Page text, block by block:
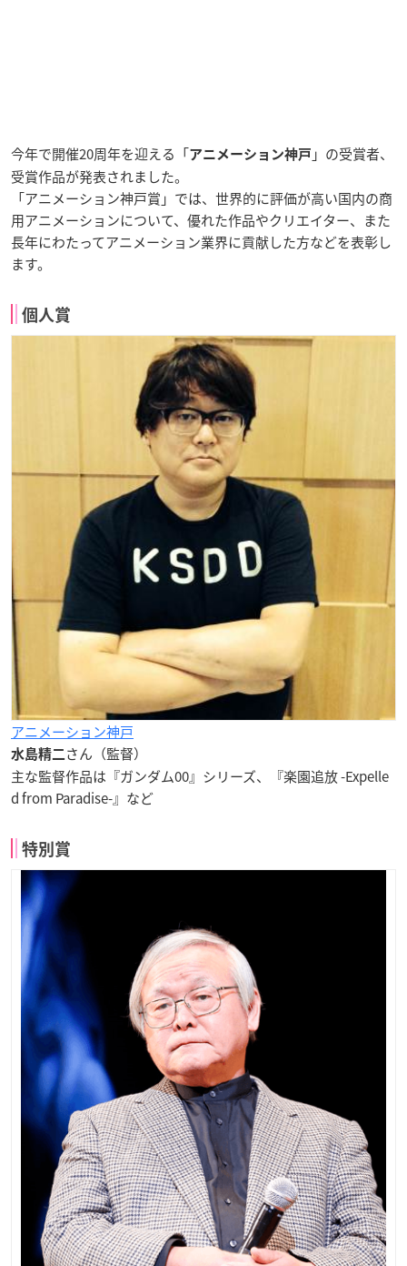
今年で開催20周年を迎える「アニメーション神戸 」の受賞者、
受賞作品が発表されました。
「アニメーション神戸賞」では、世界的に評価が高い国内の商
用アニメーションについて、優れた作品やクリエイター、また
長年にわたってアニメーション業界に貢献した方などを表彰し
ます。
個人賞
アニメーション神戸
水島精二 さん（監督）
主な監督作品は『ガンダム00』シリーズ、『楽園追放 -Expelle
d from Paradise-』など
特別賞